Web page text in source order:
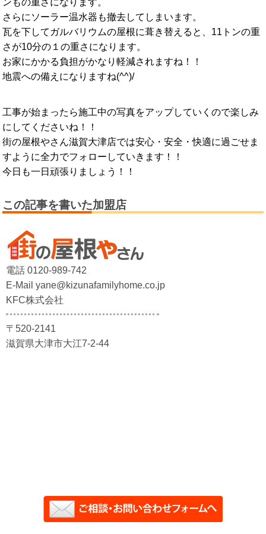
さらにソーラー温水器も撤去してしまいます。
瓦を下してガルバリウムの屋根に葺き替えると、11トンの重
さが10分の１の重さになります。
お家にかかる負担がかなり軽減されますね！！
地震への備えになりますね(^^)/
工事が始まったら施工中の写真をアップしていくので楽しみ
にしてくださいね！！
街の屋根やさん滋賀大津店では安心・安全・快適に過ごせま
すように全力でフォローしていきます！！
今日も一日頑張りましょう！！
この記事を書いた加盟店
電話 0120-989-742
E-Mail yane@kizunafamilyhome.co.jp
KFC株式会社
〒520-2141
滋賀県大津市大江7-2-44